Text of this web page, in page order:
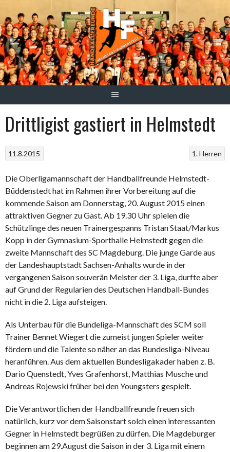
zum
Inhalt
Drittligist gastiert in Helmstedt
1. Herren
11.8.2015
Die Oberligamannschaft der Handballfreunde Helmstedt-
Büddenstedt hat im Rahmen ihrer Vorbereitung auf die
kommende Saison am Donnerstag, 20. August 2015 einen
attraktiven Gegner zu Gast. Ab 19.30 Uhr spielen die
Schützlinge des neuen Trainergespanns Tristan Staat/Markus
Kopp in der Gymnasium-Sporthalle Helmstedt gegen die
zweite Mannschaft des SC Magdeburg. Die junge Garde aus
der Landeshauptstadt Sachsen-Anhalts wurde in der
vergangenen Saison souverän Meister der 3. Liga, durfte aber
auf Grund der Regularien des Deutschen Handball-Bundes
nicht in die 2. Liga aufsteigen.
Als Unterbau für die Bundeliga-Mannschaft des SCM soll
Trainer Bennet Wiegert die zumeist jungen Spieler weiter
fördern und die Talente so näher an das Bundesliga-Niveau
heranführen. Aus dem aktuellen Bundesligakader haben z. B.
Dario Quenstedt, Yves Grafenhorst, Matthias Musche und
Andreas Rojewski früher bei den Youngsters gespielt.
Die Verantwortlichen der Handballfreunde freuen sich
natürlich, kurz vor dem Saisonstart solch einen interessanten
Gegner in Helmstedt begrüßen zu dürfen. Die Magdeburger
beginnen am 29.August die Saison in der 3. Liga mit einem